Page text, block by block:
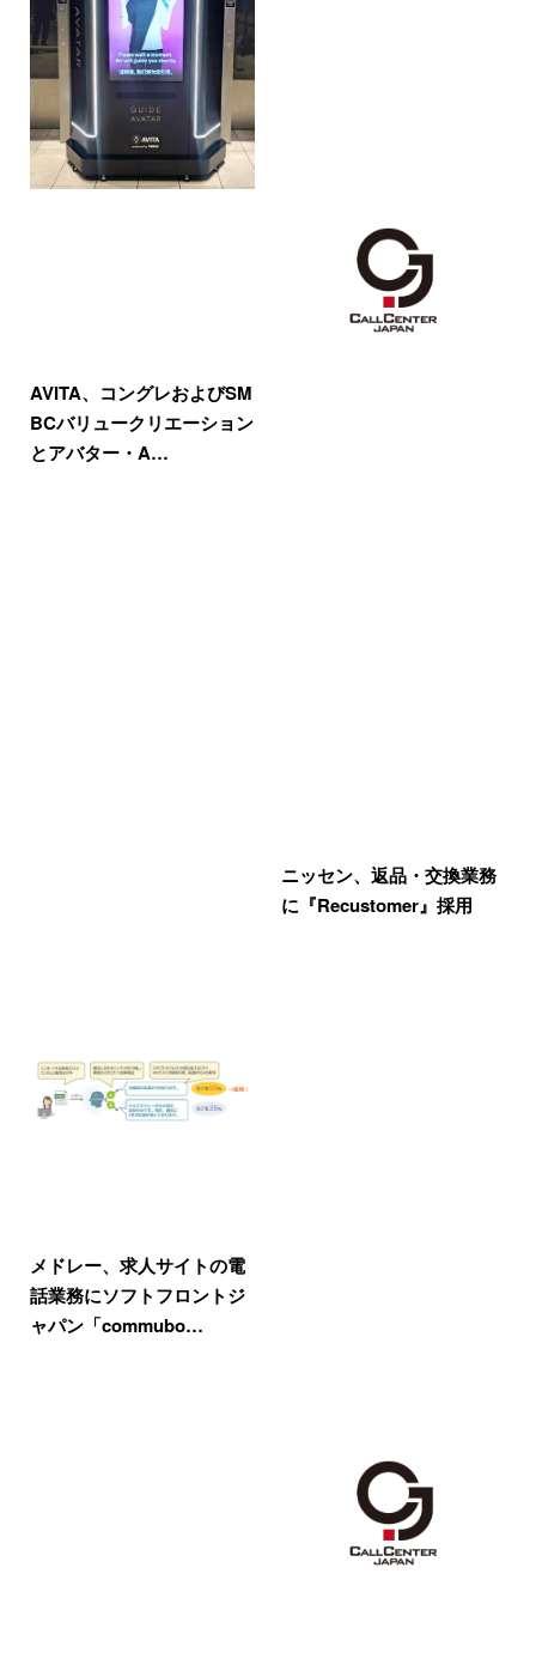
AVITA、コングレおよびSM
BCバリュークリエーション
とアバター・A…
ニッセン、返品・交換業務
に『Recustomer』採用
メドレー、求人サイトの電
話業務にソフトフロントジ
ャパン「commubo…